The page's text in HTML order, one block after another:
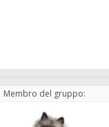
Membro del gruppo: